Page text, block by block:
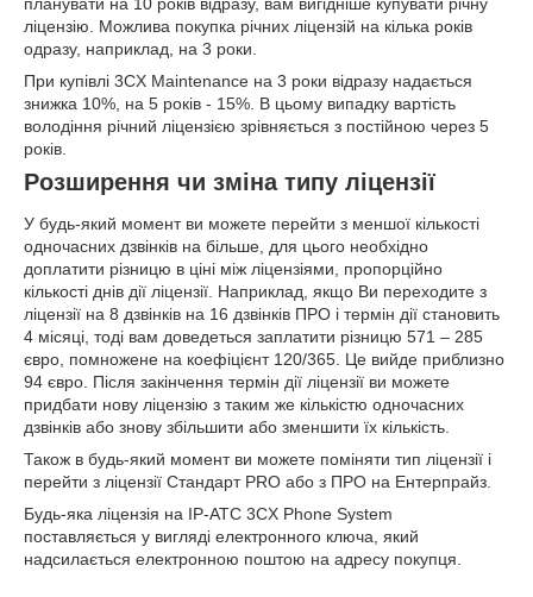
ліцензію. Можлива покупка річних ліцензій на кілька років
одразу, наприклад, на 3 роки.
При купівлі 3CX Maintenance на 3 роки відразу надається
знижка 10%, на 5 років - 15%. В цьому випадку вартість
володіння річний ліцензією зрівняється з постійною через 5
років.
Розширення чи зміна типу ліцензії
У будь-який момент ви можете перейти з меншої кількості
одночасних дзвінків на більше, для цього необхідно
доплатити різницю в ціні між ліцензіями, пропорційно
кількості днів дії ліцензії. Наприклад, якщо Ви переходите з
ліцензії на 8 дзвінків на 16 дзвінків ПРО і термін дії становить
4 місяці, тоді вам доведеться заплатити різницю 571 – 285
євро, помножене на коефіцієнт 120/365. Це вийде приблизно
94 євро. Після закінчення термін дії ліцензії ви можете
придбати нову ліцензію з таким же кількістю одночасних
дзвінків або знову збільшити або зменшити їх кількість.
Також в будь-який момент ви можете поміняти тип ліцензії і
перейти з ліцензії Стандарт PRO або з ПРО на Ентерпрайз.
Будь-яка ліцензія на IP-АТС 3CX Phone System
поставляється у вигляді електронного ключа, який
надсилається електронною поштою на адресу покупця.